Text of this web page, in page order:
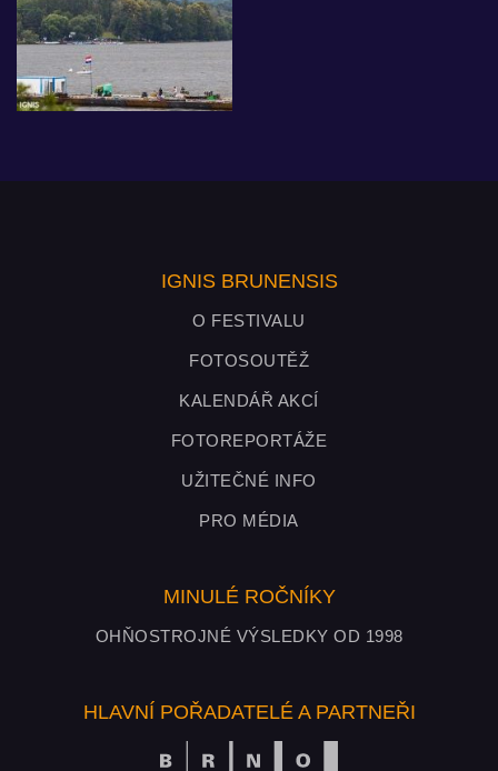
IGNIS BRUNENSIS
O FESTIVALU
FOTOSOUTĚŽ
KALENDÁŘ AKCÍ
FOTOREPORTÁŽE
UŽITEČNÉ INFO
PRO MÉDIA
MINULÉ ROČNÍKY
OHŇOSTROJNÉ VÝSLEDKY OD 1998
HLAVNÍ POŘADATELÉ A PARTNEŘI